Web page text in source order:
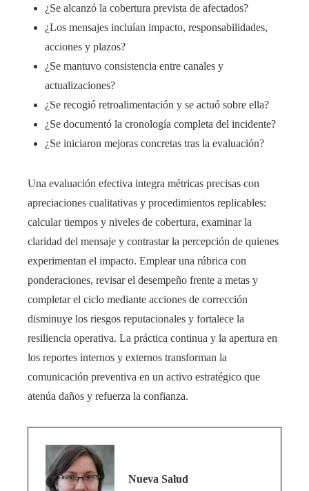
¿Se alcanzó la cobertura prevista de afectados?
¿Los mensajes incluían impacto, responsabilidades,
acciones y plazos?
¿Se mantuvo consistencia entre canales y
actualizaciones?
¿Se recogió retroalimentación y se actuó sobre ella?
¿Se documentó la cronología completa del incidente?
¿Se iniciaron mejoras concretas tras la evaluación?
Una evaluación efectiva integra métricas precisas con
apreciaciones cualitativas y procedimientos replicables:
calcular tiempos y niveles de cobertura, examinar la
claridad del mensaje y contrastar la percepción de quienes
experimentan el impacto. Emplear una rúbrica con
ponderaciones, revisar el desempeño frente a metas y
completar el ciclo mediante acciones de corrección
disminuye los riesgos reputacionales y fortalece la
resiliencia operativa. La práctica continua y la apertura en
los reportes internos y externos transforman la
comunicación preventiva en un activo estratégico que
atenúa daños y refuerza la confianza.
Nueva Salud